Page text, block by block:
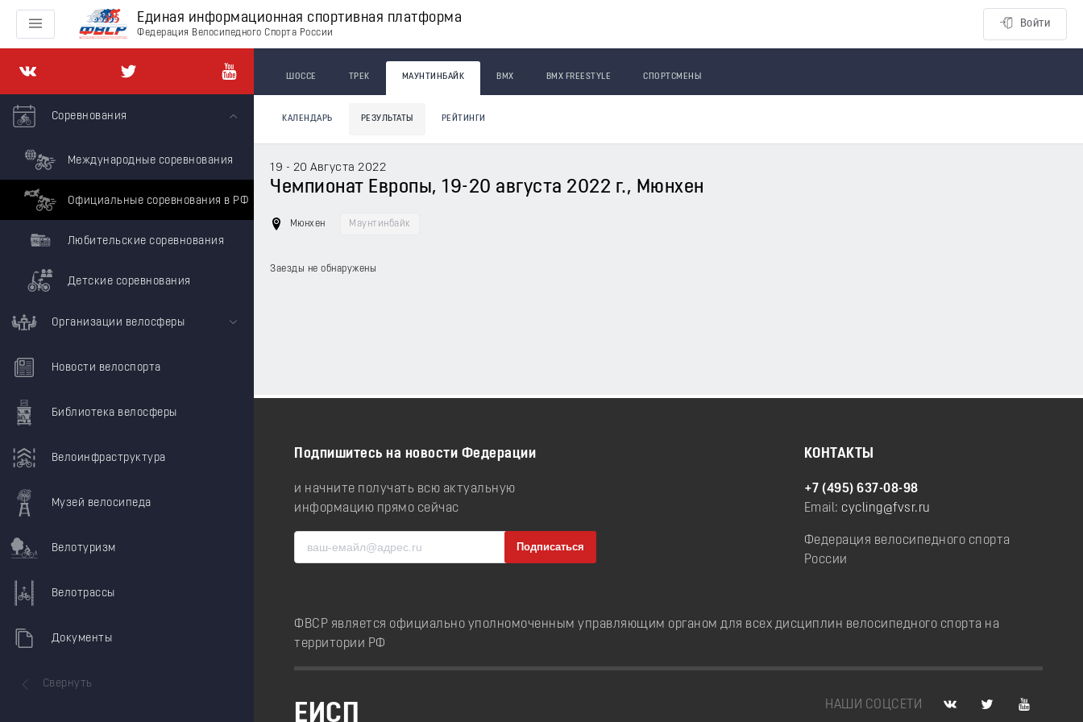
Единая информационная спортивная платформа
Федерация Велосипедного Спорта России
Войти
Соревнования
Международные соревнования
Официальные соревнования в РФ
Любительские соревнования
Детские соревнования
Организации велосферы
Новости велоспорта
Библиотека велосферы
Велоинфраструктура
Музей велосипеда
Велотуризм
Велотрассы
Документы
Свернуть
ШОССЕ ТРЕК МАУНТИНБАЙК BMX BMX FREESTYLE СПОРТСМЕНЫ
КАЛЕНДАРЬ РЕЗУЛЬТАТЫ РЕЙТИНГИ
19 - 20 Августа 2022
Чемпионат Европы, 19-20 августа 2022 г., Мюнхен
Мюнхен Маунтинбайк
Заезды не обнаружены
Подпишитесь на новости Федерации
и начните получать всю актуальную
информацию прямо сейчас
КОНТАКТЫ
+7 (495) 637-08-98
Email: cycling@fvsr.ru
Федерация велосипедного спорта
России
ФВСР является официально уполномоченным управляющим органом для всех дисциплин велосипедного спорта на
территории РФ
НАШИ СОЦСЕТИ
ЕИСП